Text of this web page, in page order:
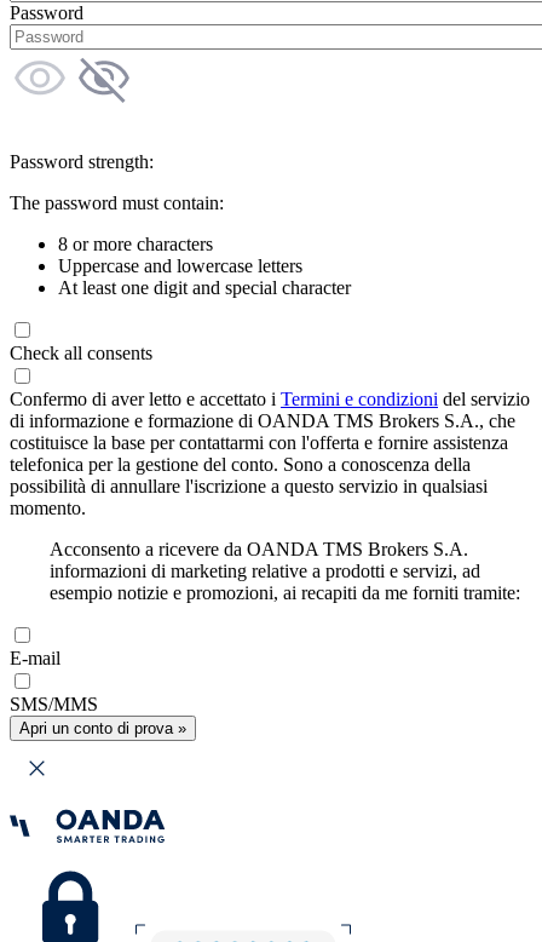
Password
Password strength:
The password must contain:
8 or more characters
Uppercase and lowercase letters
At least one digit and special character
Check all consents
Confermo di aver letto e accettato i Termini e condizioni del servizio
di informazione e formazione di OANDA TMS Brokers S.A., che
costituisce la base per contattarmi con l'offerta e fornire assistenza
telefonica per la gestione del conto. Sono a conoscenza della
possibilità di annullare l'iscrizione a questo servizio in qualsiasi
momento.
Acconsento a ricevere da OANDA TMS Brokers S.A.
informazioni di marketing relative a prodotti e servizi, ad
esempio notizie e promozioni, ai recapiti da me forniti tramite:
E-mail
SMS/MMS
Apri un conto di prova »